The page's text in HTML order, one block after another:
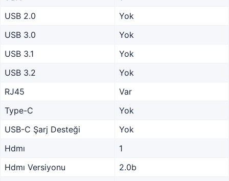
USB 2.0
Yok
USB 3.0
Yok
USB 3.1
Yok
USB 3.2
Yok
RJ45
Var
Type-C
Yok
USB-C Şarj Desteği
Yok
Hdmı
1
Hdmı Versiyonu
2.0b